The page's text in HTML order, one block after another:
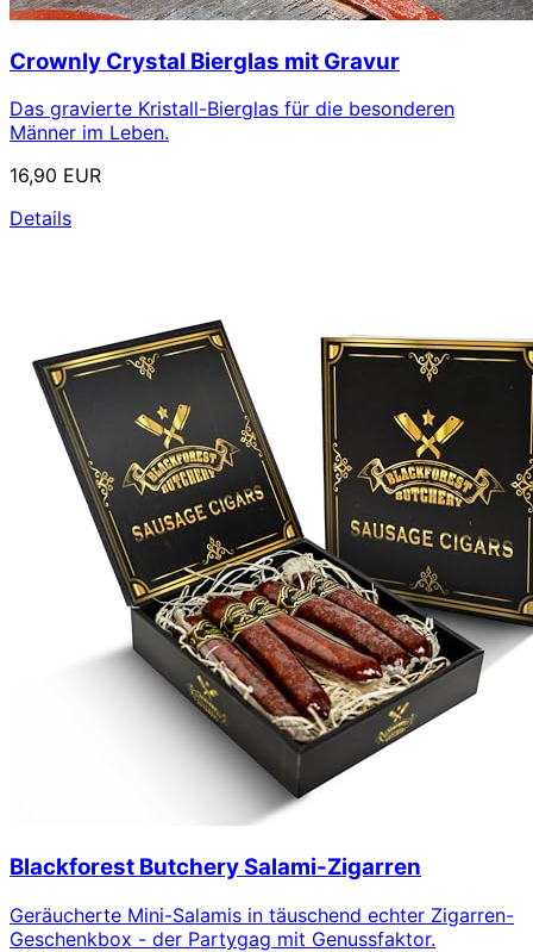
Crownly Crystal Bierglas mit Gravur
Das gravierte Kristall-Bierglas für die besonderen
Männer im Leben.
16,90 EUR
Details
Blackforest Butchery Salami-Zigarren
Geräucherte Mini-Salamis in täuschend echter Zigarren-
Geschenkbox - der Partygag mit Genussfaktor.